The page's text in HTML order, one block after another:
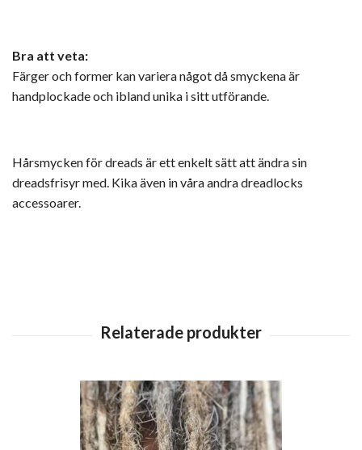
Bra att veta:
Färger och former kan variera något då smyckena är
handplockade och ibland unika i sitt utförande.
Hårsmycken för dreads är ett enkelt sätt att ändra sin
dreadsfrisyr med. Kika även in våra andradreadlocks
accessoarer.